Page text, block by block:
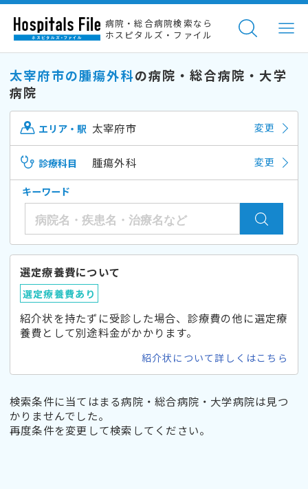
病院・総合病院検索なら
ホスピタルズ・ファイル
太宰府市の腫瘍外科の病院・総合病院・大学
病院
エリア・駅 太宰府市 変更
診療科目 腫瘍外科 変更
キーワード
選定療養費について
選定療養費あり
紹介状を持たずに受診した場合、診療費の他に選定療
養費として別途料金がかかります。
紹介状について詳しくはこちら
検索条件に当てはまる病院・総合病院・大学病院は見つ
かりませんでした。
再度条件を変更して検索してください。